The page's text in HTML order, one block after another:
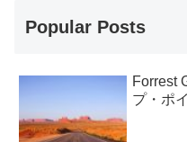
Popular Posts
Forrest
プ・ポ